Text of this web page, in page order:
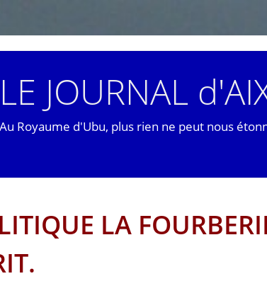
LE JOURNAL
Au Royaume d'Ubu, plus rien ne peut nous
LA